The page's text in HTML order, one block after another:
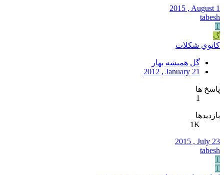
2015 , August 1
tabesh
T
گ
كاتوي شكلات
گل همیشه بهار
2012 , January 21
پاسخ ها
1
بازدیدها
1K
2015 , July 23
tabesh
T
T